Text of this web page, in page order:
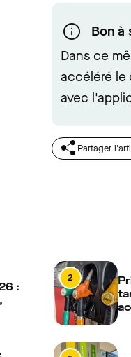
Bon à
Dans ce
accéléré le
avec
Partager
:
2